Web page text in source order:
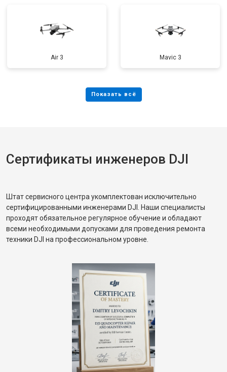
Air 3 Mavic 3
Сертификаты инженеров DJI
Штат сервисного центра укомплектован исключительно
сертифицированными инженерами DJI. Наши специалисты
проходят обязательное регулярное обучение и обладают
всеми необходимыми допусками для проведения ремонта
техники DJI на профессиональном уровне.